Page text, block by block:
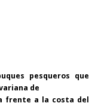
pesqueros que
de
frente a la costa del